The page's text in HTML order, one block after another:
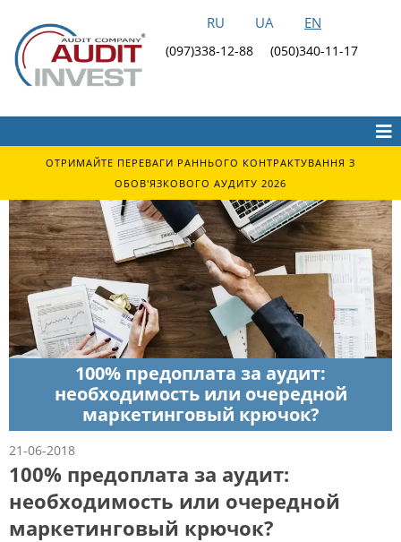
RU UA EN
(097)338-12-88 (050)340-11-17
ОТРИМАЙТЕ ПЕРЕВАГИ РАННЬОГО КОНТРАКТУВАННЯ З
ОБОВ'ЯЗКОВОГО АУДИТУ 2026
100% предоплата за аудит:
необходимость или очередной
маркетинговый крючок?
21-06-2018
100% предоплата за аудит:
необходимость или очередной
маркетинговый крючок?